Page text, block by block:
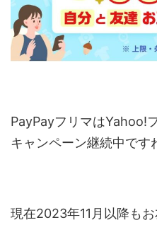
PayPayフリマはYahoo!
キャンペーン継続中です
現在2023年11月以降も